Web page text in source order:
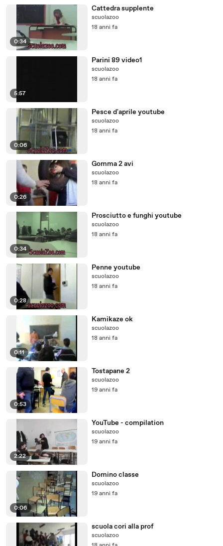
0:34
Cattedra supplente
scuolazoo
18 anni fa
5:57
Parini 89 video1
scuolazoo
18 anni fa
0:06
Pesce d'aprile youtube
scuolazoo
18 anni fa
0:26
Gomma 2 avi
scuolazoo
18 anni fa
0:34
Prosciutto e funghi youtube
scuolazoo
18 anni fa
0:28
Penne youtube
scuolazoo
18 anni fa
0:11
Kamikaze ok
scuolazoo
18 anni fa
0:53
Tostapane 2
scuolazoo
19 anni fa
2:22
YouTube - compilation
scuolazoo
19 anni fa
0:06
Domino classe
scuolazoo
19 anni fa
scuola cori alla prof
scuolazoo